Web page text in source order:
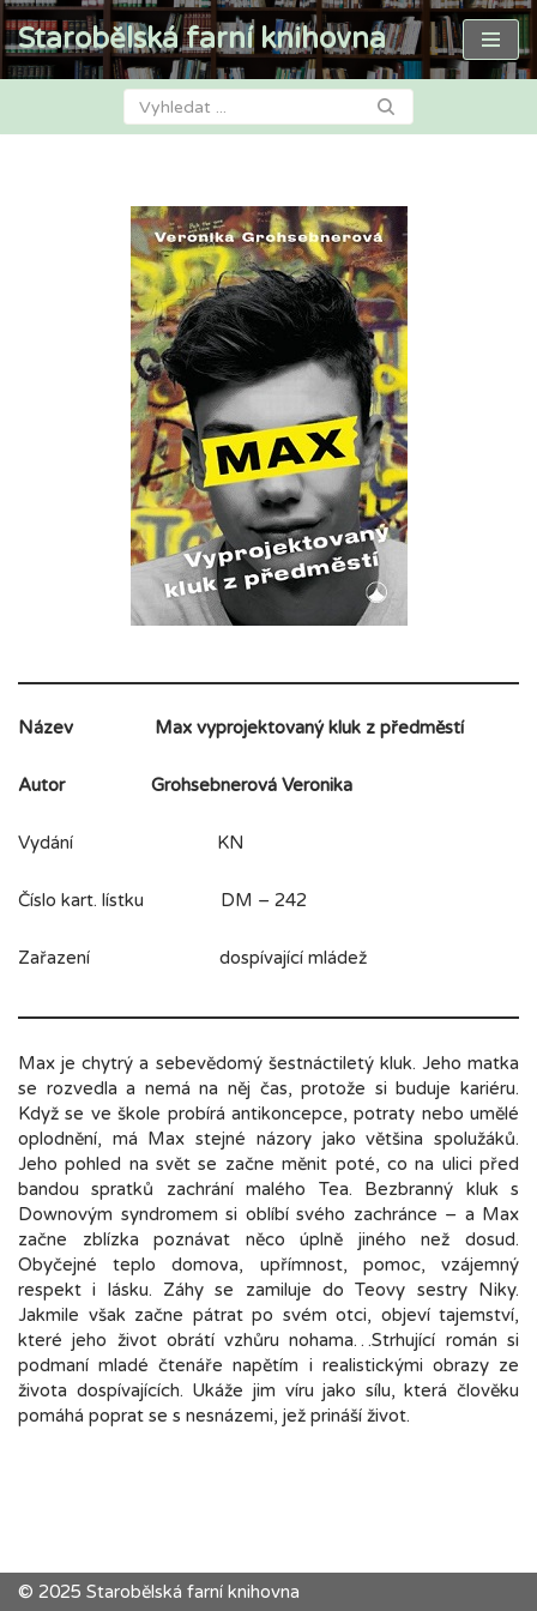
Přeskočit
Starobělská farní knihovna
Název Max vyprojektovaný kluk z předměstí
Autor Grohsebnerová Veronika
Vydání KN
Číslo kart. lístku DM – 242
Zařazení dospívající mládež
Max je chytrý a sebevědomý šestnáctiletý kluk. Jeho matka
se rozvedla a nemá na něj čas, protože si buduje kariéru.
Když se ve škole probírá antikoncepce, potraty nebo umělé
oplodnění, má Max stejné názory jako většina spolužáků.
Jeho pohled na svět se začne měnit poté, co na ulici před
bandou spratků zachrání malého Tea. Bezbranný kluk s
Downovým syndromem si oblíbí svého zachránce – a Max
začne zblízka poznávat něco úplně jiného než dosud.
Obyčejné teplo domova, upřímnost, pomoc, vzájemný
respekt i lásku. Záhy se zamiluje do Teovy sestry Niky.
Jakmile však začne pátrat po svém otci, objeví tajemství,
které jeho život obrátí vzhůru nohama…Strhující román si
podmaní mladé čtenáře napětím i realistickými obrazy ze
života dospívajících. Ukáže jim víru jako sílu, která člověku
pomáhá poprat se s nesnázemi, jež prináší život.
© 2025 Starobělská farní knihovna